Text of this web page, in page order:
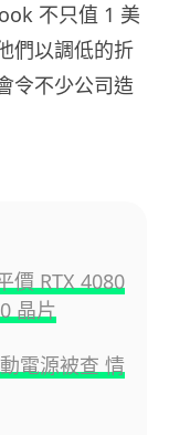
不只值 1 美
們以調低的折
令不少公司造
價 RTX 4080
晶片
電源被查 情